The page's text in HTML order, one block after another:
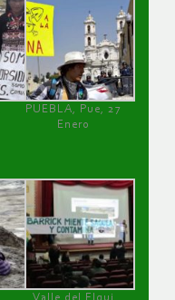
PUEBLA, Pue, 27
Enero